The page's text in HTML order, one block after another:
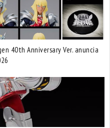
40th Anniversary Ver. anuncia